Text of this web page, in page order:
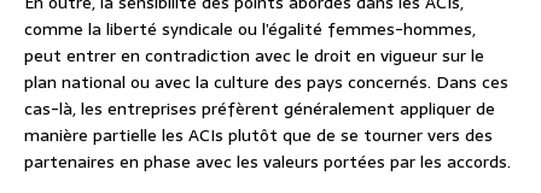
comme la liberté syndicale ou l’égalité femmes-hommes,
peut entrer en contradiction avec le droit en vigueur sur le
plan national ou avec la culture des pays concernés. Dans ces
cas-là, les entreprises préfèrent généralement appliquer de
manière partielle les ACIs plutôt que de se tourner vers des
partenaires en phase avec les valeurs portées par les accords.